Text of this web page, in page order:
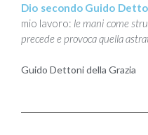
Dio secondo Guido
mio lavoro: le mani come
precede e provoca quella
Guido Dettoni della Grazia